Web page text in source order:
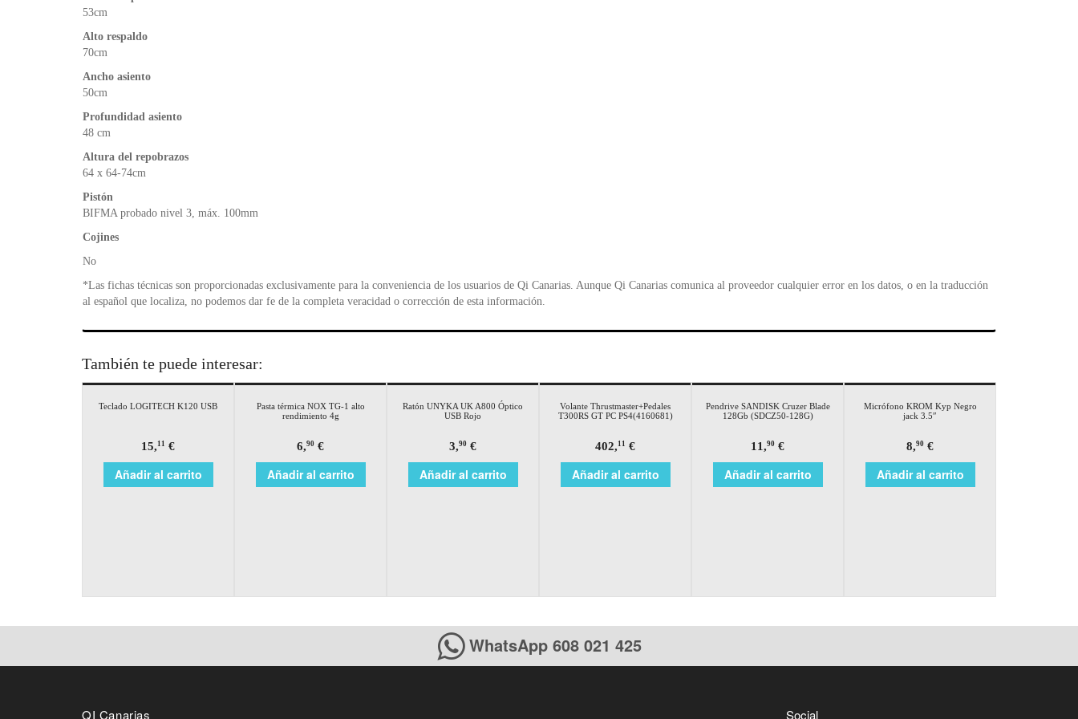
53cm
Alto respaldo
70cm
Ancho asiento
50cm
Profundidad asiento
48 cm
Altura del repobrazos
64 x 64-74cm
Pistón
BIFMA probado nivel 3, máx. 100mm
Cojines
No
*Las fichas técnicas son proporcionadas exclusivamente para la conveniencia de los usuarios de Qi Canarias. Aunque Qi Canarias comunica al proveedor cualquier error en los datos, o en la traducción
al español que localiza, no podemos dar fe de la completa veracidad o corrección de esta información.
También te puede interesar:
Teclado LOGITECH K120 USB
15,11 €
Añadir al carrito
Pasta térmica NOX TG-1 alto
rendimiento 4g
6,90 €
Añadir al carrito
Ratón UNYKA UK A800 Óptico
USB Rojo
3,90 €
Añadir al carrito
Volante Thrustmaster+Pedales
T300RS GT PC PS4(4160681)
402,11 €
Añadir al carrito
Pendrive SANDISK Cruzer Blade
128Gb (SDCZ50-128G)
11,90 €
Añadir al carrito
Micrófono KROM Kyp Negro
jack 3.5″
8,90 €
Añadir al carrito
WhatsApp 608 021 425
Social
QI Canarias